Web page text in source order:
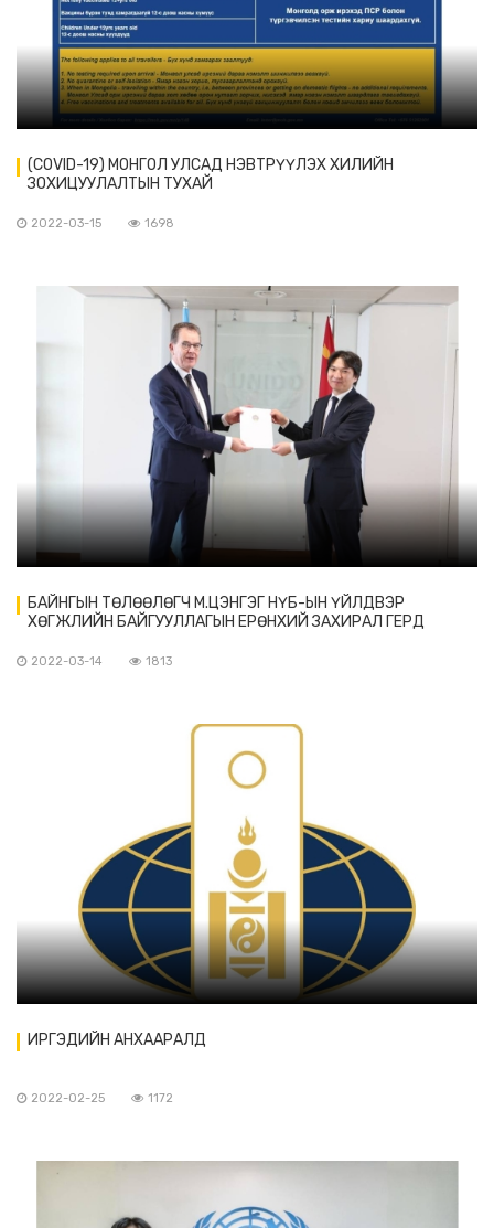
(COVID-19) МОНГОЛ УЛСАД НЭВТРҮҮЛЭХ ХИЛИЙН
ЗОХИЦУУЛАЛТЫН ТУХАЙ
2022-03-15 1698
БАЙНГЫН ТӨЛӨӨЛӨГЧ М.ЦЭНГЭГ НҮБ-ЫН ҮЙЛДВЭР
ХӨГЖЛИЙН БАЙГУУЛЛАГЫН ЕРӨНХИЙ ЗАХИРАЛ ГЕРД
2022-03-14 1813
ИРГЭДИЙН АНХААРАЛД
2022-02-25 1172